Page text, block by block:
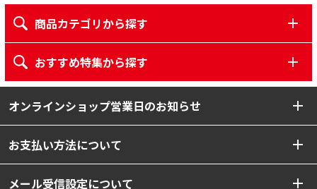
商品カテゴリから探す
おすすめ特集から探す
オンラインショップ営業日のお知らせ
お支払い方法について
メール受信設定について